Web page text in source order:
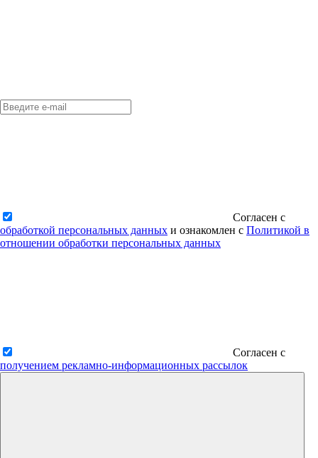
Согласен с
обработкой персональных данных и ознакомлен с Политикой в
отношении обработки персональных данных
Согласен с
получением рекламно-информационных рассылок